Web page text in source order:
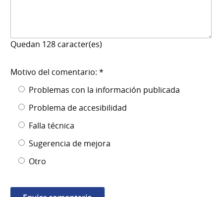
Quedan 128 caracter(es)
Motivo del comentario: *
Problemas con la información publicada
Problema de accesibilidad
Falla técnica
Sugerencia de mejora
Otro